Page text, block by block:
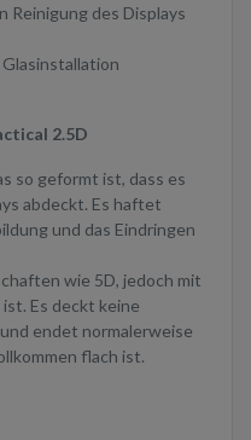
des Displays
2.5D
so geformt ist, dass es
abdeckt. Es haftet
und das Eindringen
wie 5D, jedoch mit
Es deckt keine
endet normalerweise
flach ist.